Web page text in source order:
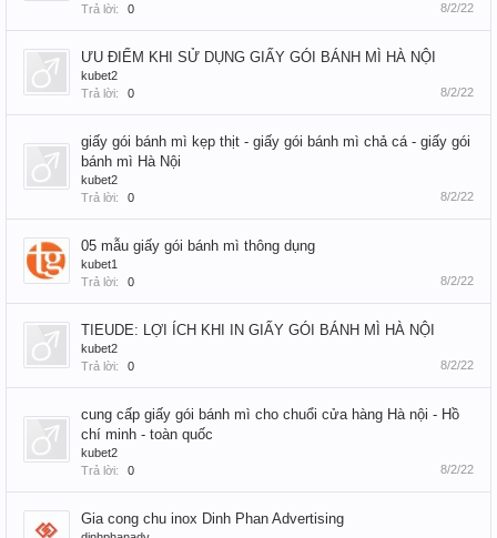
Trả lời:
0 8/2/22
ƯU ĐIỂM KHI SỬ DỤNG GIẤY GÓI BÁNH MÌ HÀ NỘI
kubet2
Trả lời:
0 8/2/22
giấy gói bánh mì kẹp thịt - giấy gói bánh mì chả cá - giấy gói
bánh mì Hà Nội
kubet2
Trả lời:
0 8/2/22
05 mẫu giấy gói bánh mì thông dụng
kubet1
Trả lời:
0 8/2/22
TIEUDE: LỢI ÍCH KHI IN GIẤY GÓI BÁNH MÌ HÀ NỘI
kubet2
Trả lời:
0 8/2/22
cung cấp giấy gói bánh mì cho chuổi cửa hàng Hà nội - Hồ
chí minh - toàn quốc
kubet2
Trả lời:
0 8/2/22
Gia cong chu inox Dinh Phan Advertising